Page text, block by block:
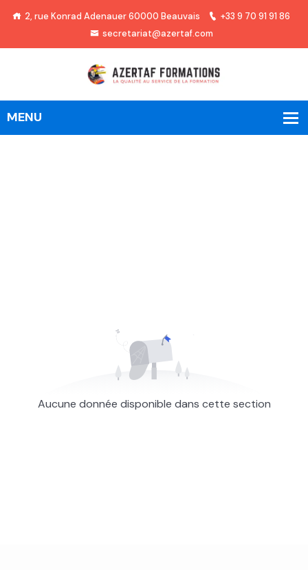
2, rue Konrad Adenauer 60000 Beauvais
+33 9 70 91 91 86
secretariat@azertaf.com
Aucune donnée disponible dans cette section